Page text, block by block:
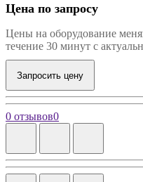
Цена по запросу
Цены на оборудование
течение 30 минут с
Запросить цену
0 отзывов0